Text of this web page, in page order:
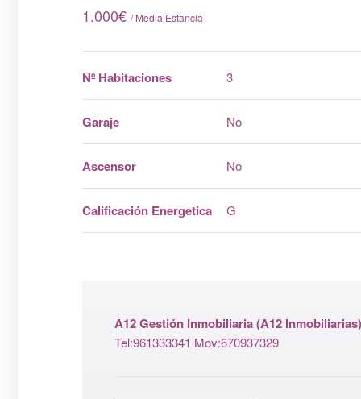
1.000€ / Media Estancia
Nº Habitaciones 3
Garaje No
Ascensor No
Calificación Energetica G
A12 Gestión Inmobiliaria(A12 Inmobiliarias)
Tel:961333341 Mov:670937329